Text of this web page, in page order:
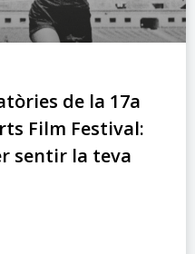
de la 17a
Film Festival:
sentir la teva